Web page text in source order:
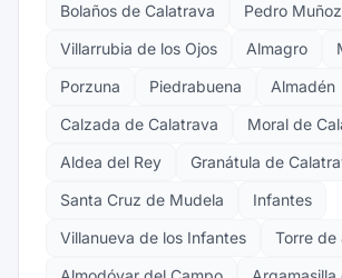
Bolaños de Calatrava
Pedro Muñoz
Villarrubia de los Ojos
Almagro
Porzuna
Piedrabuena
Almadén
Calzada de Calatrava
Moral de
Aldea del Rey
Granátula de
Santa Cruz de Mudela
Infantes
Villanueva de los Infantes
Torre de